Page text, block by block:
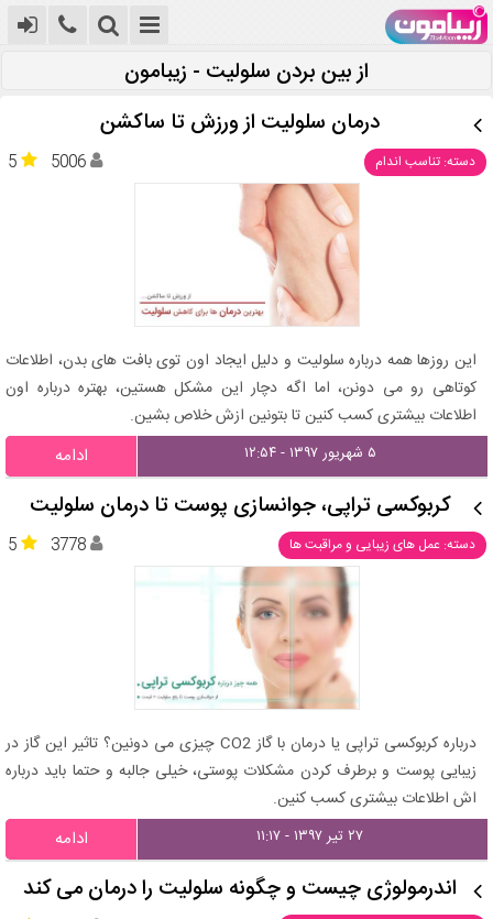
از بین بردن سلولیت - زیبامون
درمان سلولیت از ورزش تا ساکشن
دسته: تناسب اندام 5 5006
این روزها همه درباره سلولیت و دلیل ایجاد اون توی بافت های بدن، اطلاعات
کوتاهی رو می دونن، اما اگه دچار این مشکل هستین، بهتره درباره اون
اطلاعات بیشتری کسب کنین تا بتونین ازش خلاص بشین.
۵ شهریور ۱۳۹۷ - ۱۲:۵۴ ادامه
کربوکسی تراپی، جوانسازی پوست تا درمان سلولیت
دسته: عمل های زیبایی و مراقبت ها 5 3778
درباره کربوکسی تراپی یا درمان با گاز CO2 چیزی می دونین؟ تاثیر این گاز در
زیبایی پوست و برطرف کردن مشکلات پوستی، خیلی جالبه و حتما باید درباره
اش اطلاعات بیشتری کسب کنین.
۲۷ تیر ۱۳۹۷ - ۱۱:۱۷ ادامه
اندرمولوژی چیست و چگونه سلولیت را درمان می کند